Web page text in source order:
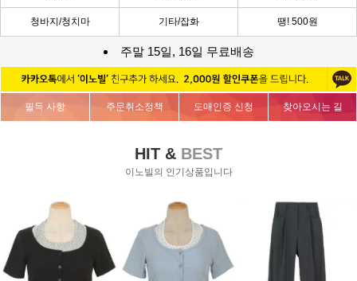
청바지/청치마 기타/잡화 땡! 500원
주말 15일, 16일 무료배송
필독 사항 주문취소정책 도매인증 신청 찾아오시는 길
HIT & BEST
이노빌의 인기상품입니다